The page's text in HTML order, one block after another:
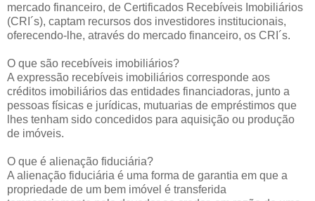
mercado financeiro, de Certificados Recebíveis Imobiliários
(CRI´s), captam recursos dos investidores institucionais,
oferecendo-lhe, através do mercado financeiro, os CRI´s.
O que são recebíveis imobiliários?
A expressão recebíveis imobiliários corresponde aos
créditos imobiliários das entidades financiadoras, junto a
pessoas físicas e jurídicas, mutuarias de empréstimos que
lhes tenham sido concedidos para aquisição ou produção
de imóveis.
O que é alienação fiduciária?
A alienação fiduciária é uma forma de garantia em que a
propriedade de um bem imóvel é transferida